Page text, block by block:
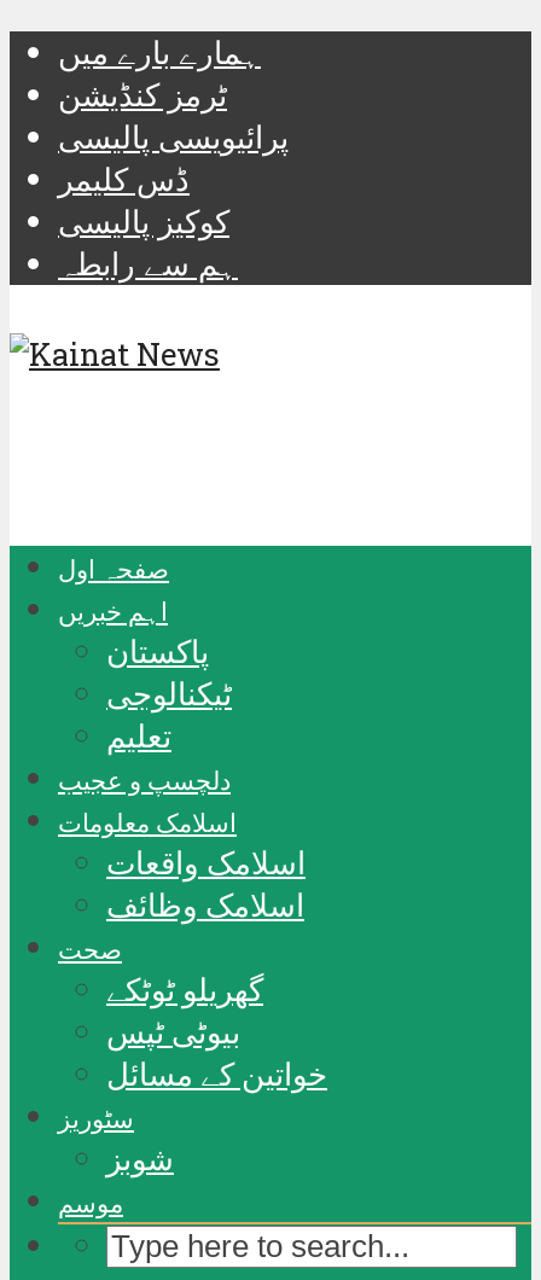
ہمارے بارے میں
ٹرمز کنڈیشن
پرائیویسی پالیسی
ڈس کلیمر
کوکیز پالیسی
ہم سے رابطہ
صفحہ اول
اہم خبریں
پاکستان
ٹیکنالوجی
تعلیم
دلچسپ و عجیب
اسلامک معلومات
اسلامک واقعات
اسلامک وظائف
صحت
گھریلو ٹوٹکے
بیوٹی ٹپس
خواتین کے مسائل
سٹوریز
شوبز
موسم